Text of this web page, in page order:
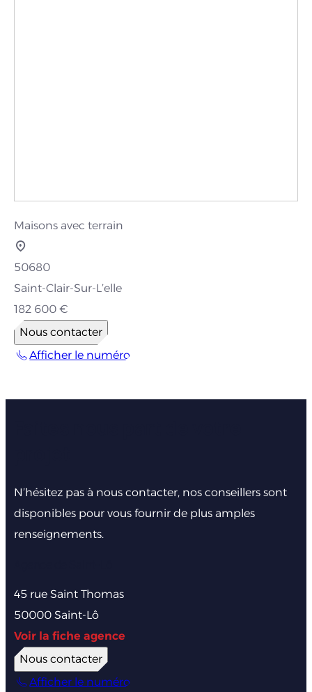
Maisons avec terrain
50680
Saint-Clair-Sur-L’elle
182 600 €
Nous contacter
Afficher le numéro
N’hésitez pas à nous contacter, nos conseillers sont
disponibles pour vous fournir de plus amples
renseignements.
45 rue Saint Thomas
50000 Saint-Lô
Voir la fiche agence
Nous contacter
Afficher le numéro